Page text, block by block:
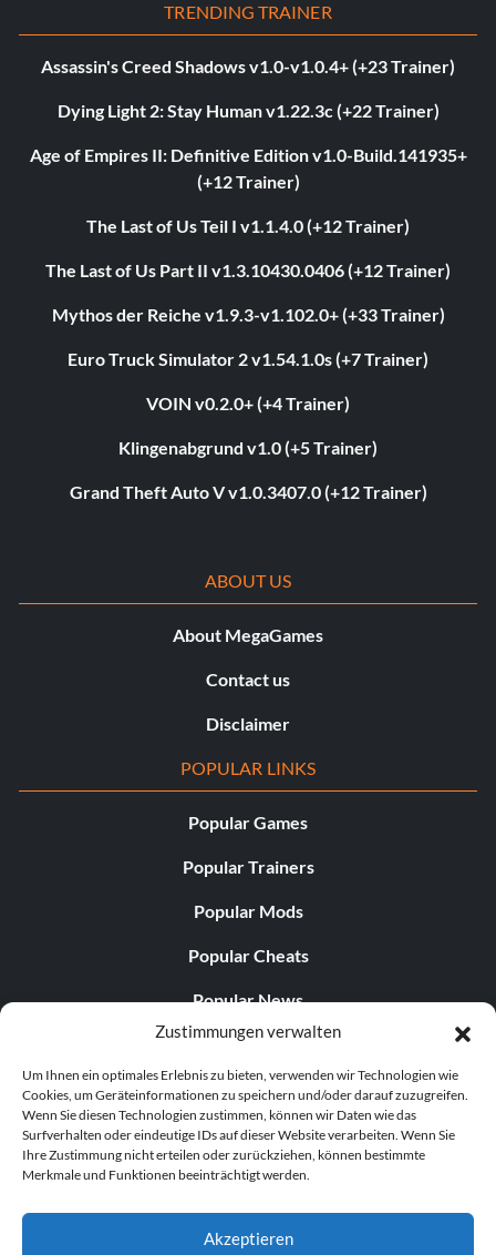
Zustimmungen verwalten
Um Ihnen ein optimales Erlebnis zu bieten, verwenden wir Technologien wie
Cookies, um Geräteinformationen zu speichern und/oder darauf zuzugreifen.
Wenn Sie diesen Technologien zustimmen, können wir Daten wie das
Surfverhalten oder eindeutige IDs auf dieser Website verarbeiten. Wenn Sie
Ihre Zustimmung nicht erteilen oder zurückziehen, können bestimmte
Merkmale und Funktionen beeinträchtigt werden.
Akzeptieren
TRENDING TRAINER
Assassin's Creed Shadows v1.0-v1.0.4+ (+23 Trainer)
Dying Light 2: Stay Human v1.22.3c (+22 Trainer)
Age of Empires II: Definitive Edition v1.0-Build.141935+
(+12 Trainer)
The Last of Us Teil I v1.1.4.0 (+12 Trainer)
The Last of Us Part II v1.3.10430.0406 (+12 Trainer)
Mythos der Reiche v1.9.3-v1.102.0+ (+33 Trainer)
Euro Truck Simulator 2 v1.54.1.0s (+7 Trainer)
VOIN v0.2.0+ (+4 Trainer)
Klingenabgrund v1.0 (+5 Trainer)
Grand Theft Auto V v1.0.3407.0 (+12 Trainer)
ABOUT US
About MegaGames
Contact us
Disclaimer
POPULAR LINKS
Popular Games
Popular Trainers
Popular Mods
Popular Cheats
Popular News
Popular Editorials
Popular Free Games
LATEST UPDATES